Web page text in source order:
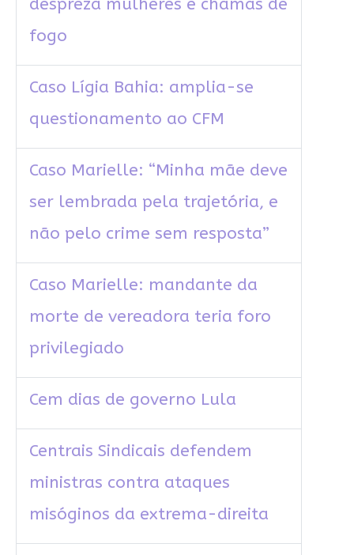
despreza mulheres e chamas de
fogo
Caso Lígia Bahia: amplia-se
questionamento ao CFM
Caso Marielle: “Minha mãe deve
ser lembrada pela trajetória, e
não pelo crime sem resposta”
Caso Marielle: mandante da
morte de vereadora teria foro
privilegiado
Cem dias de governo Lula
Centrais Sindicais defendem
ministras contra ataques
misóginos da extrema-direita